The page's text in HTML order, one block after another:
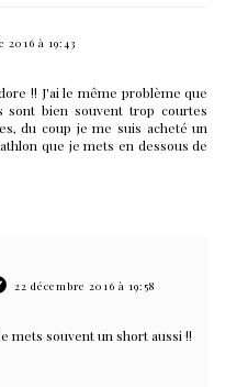
2016 à 19:43
!! J'ai le même problème que
bien souvent trop courtes
du coup je me suis acheté un
que je mets en dessous de
22 décembre 2016 à 19:58
mets souvent un short aussi !!